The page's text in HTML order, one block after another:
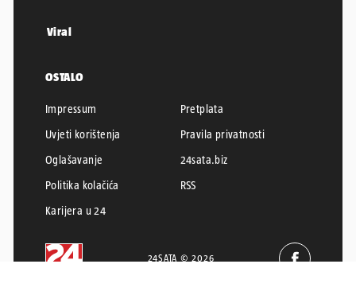
Viral
OSTALO
Impressum
Pretplata
Uvjeti korištenja
Pravila privatnosti
Oglašavanje
24sata.biz
Politika kolačića
RSS
Karijera u 24
24SATA © 2026